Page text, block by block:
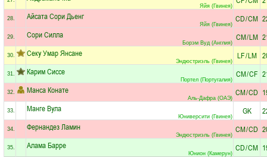
Яйя (Гвинея)
28. Айсата Сори Дьенг
Яйя (Гвинея)
CD/CM
29. Сори Силла
Борэм Вуд (Англия)
CM/LM
30. Секу Умар Янсане
Эндюстриэль (Гвинея)
LF/LM
31. Карим Сиссе
Портел (Португалия)
CM/CF
32. Манса Конате
Аль-Дафра (ОАЭ)
CM/CD
33. Манге Вула
Юниверсити (Гвинея)
GK
34. Фернандез Ламин
Эндюстриэль (Гвинея)
CM/CD
35. Алама Барре
Юнион (Камерун)
CD/CM